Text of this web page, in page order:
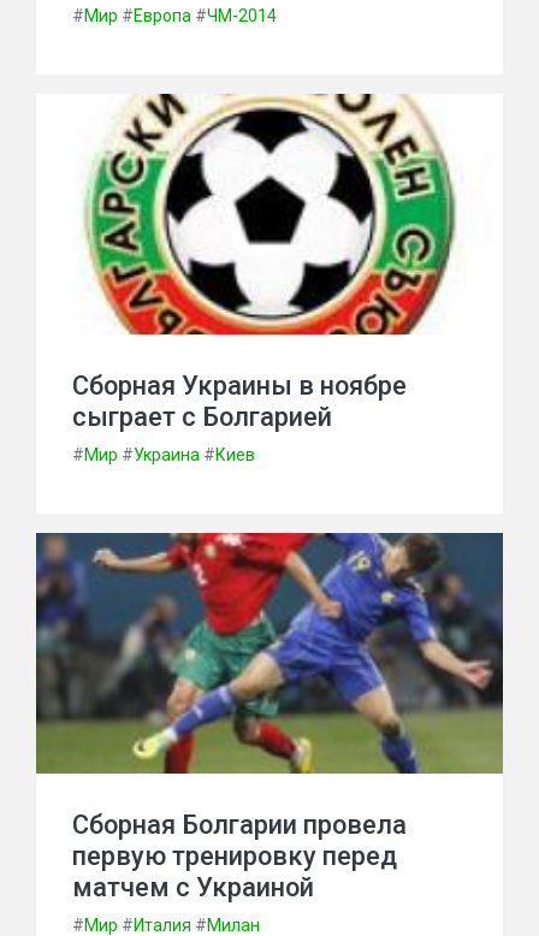
#Мир #Европа #ЧМ-2014
Сборная Украины в ноябре
сыграет с Болгарией
#Мир #Украина #Киев
Сборная Болгарии провела
первую тренировку перед
матчем с Украиной
#Мир #Италия #Милан